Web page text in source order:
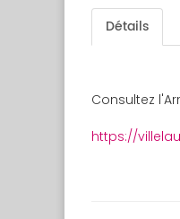
Détails
Consultez
https://